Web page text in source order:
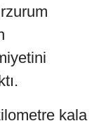
kala